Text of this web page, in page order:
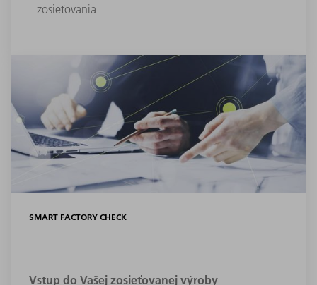
zosieťovania
SMART FACTORY CHECK
Vstup do Vašej zosieťovanej výroby